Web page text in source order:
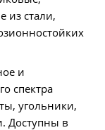
из стали,
и
спектра
угольники,
Доступны в